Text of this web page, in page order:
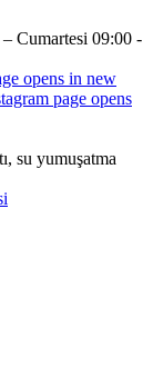
– Cumartesi 09:00 -
opens in new
page opens
su yumuşatma